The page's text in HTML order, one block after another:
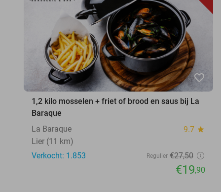
favorite_border
1,2 kilo mosselen + friet of brood en saus bij La
Baraque
La Baraque
9.7 star
Lier (11 km)
Verkocht: 1.853
Regulier €27,50
€19,90